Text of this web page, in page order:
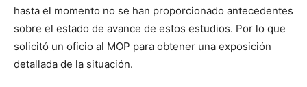
hasta el momento no se han proporcionado antecedentes
sobre el estado de avance de estos estudios. Por lo que
solicitó un oficio al MOP para obtener una exposición
detallada de la situación.